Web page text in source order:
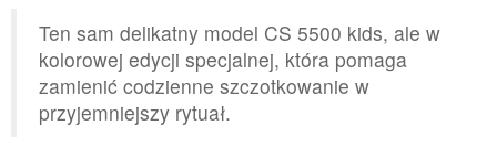
Ten sam delikatny model CS 5500 kids, ale w
kolorowej edycji specjalnej, która pomaga
zamienić codzienne szczotkowanie w
przyjemniejszy rytuał.